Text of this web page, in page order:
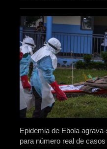
Epidemia de Ebola
para número real de